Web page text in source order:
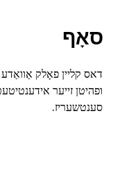
סאָף
דאס קליין פאָלק אַוואַדע
ופהיטן זייער
סענטשעריז.